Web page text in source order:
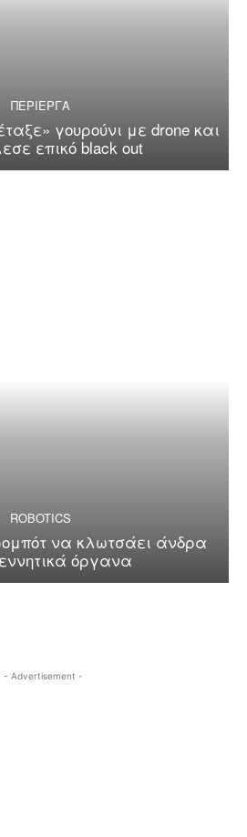
ΠΕΡΙΕΡΓΑ
γουρούνι με drone και
επικό black out
ROBOTICS
να κλωτσάει άνδρα
όργανα
- Advertisement -